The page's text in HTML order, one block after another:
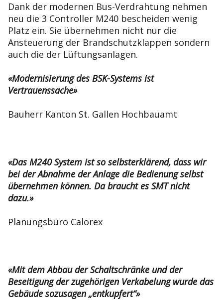
Dank der modernen Bus-Verdrahtung nehmen
neu die 3 Controller M240 bescheiden wenig
Platz ein. Sie übernehmen nicht nur die
Ansteuerung der Brandschutzklappen sondern
auch die der Lüftungsanlagen.
«Modernisierung des BSK-Systems ist
Vertrauenssache»
Bauherr Kanton St. Gallen Hochbauamt
«Das M240 System ist so selbsterklärend, dass wir
bei der Abnahme der Anlage die Bedienung selbst
übernehmen können. Da braucht es SMT nicht
dazu.»
Planungsbüro Calorex
«Mit dem Abbau der Schaltschränke und der
Beseitigung der zugehörigen Verkabelung wurde das
Gebäude sozusagen „entkupfert“»